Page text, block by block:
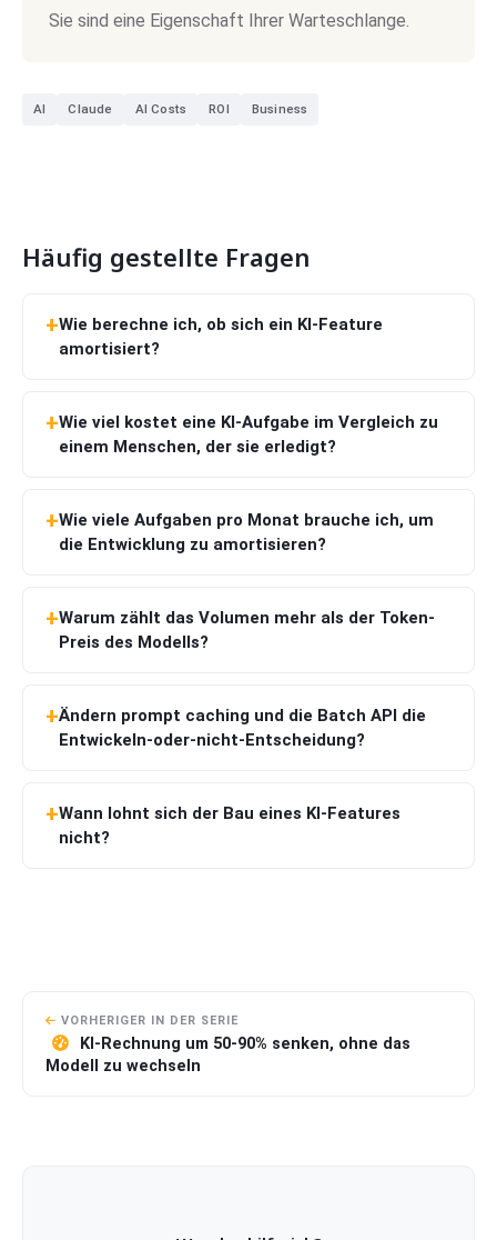
Sie sind eine Eigenschaft Ihrer Warteschlange.
AI Claude AI Costs ROI Business
Häufig gestellte Fragen
Wie berechne ich, ob sich ein KI-Feature
amortisiert?
Wie viel kostet eine KI-Aufgabe im Vergleich zu
einem Menschen, der sie erledigt?
Wie viele Aufgaben pro Monat brauche ich, um
die Entwicklung zu amortisieren?
Warum zählt das Volumen mehr als der Token-
Preis des Modells?
Ändern prompt caching und die Batch API die
Entwickeln-oder-nicht-Entscheidung?
Wann lohnt sich der Bau eines KI-Features
nicht?
VORHERIGER IN DER SERIE
KI-Rechnung um 50-90% senken, ohne das
Modell zu wechseln